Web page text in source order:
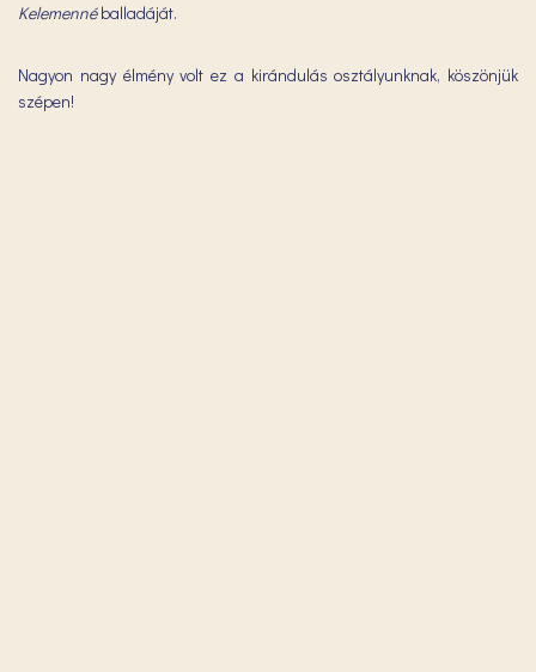
Kelemennéballadáját.
Nagyon nagy élmény volt ez a kirándulás osztályunknak, köszönjük
szépen!